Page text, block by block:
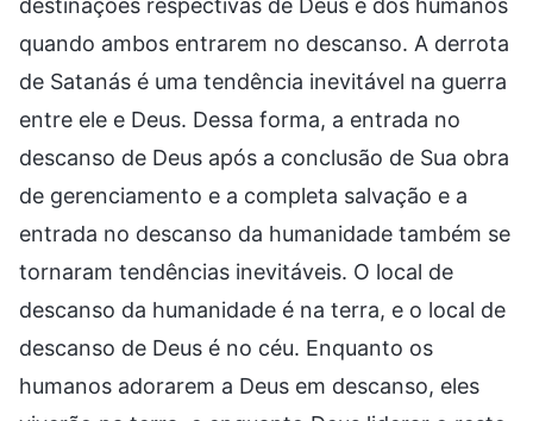
quando ambos entrarem no descanso. A derrota
de Satanás é uma tendência inevitável na guerra
entre ele e Deus. Dessa forma, a entrada no
descanso de Deus após a conclusão de Sua obra
de gerenciamento e a completa salvação e a
entrada no descanso da humanidade também se
tornaram tendências inevitáveis. O local de
descanso da humanidade é na terra, e o local de
descanso de Deus é no céu. Enquanto os
humanos adorarem a Deus em descanso, eles